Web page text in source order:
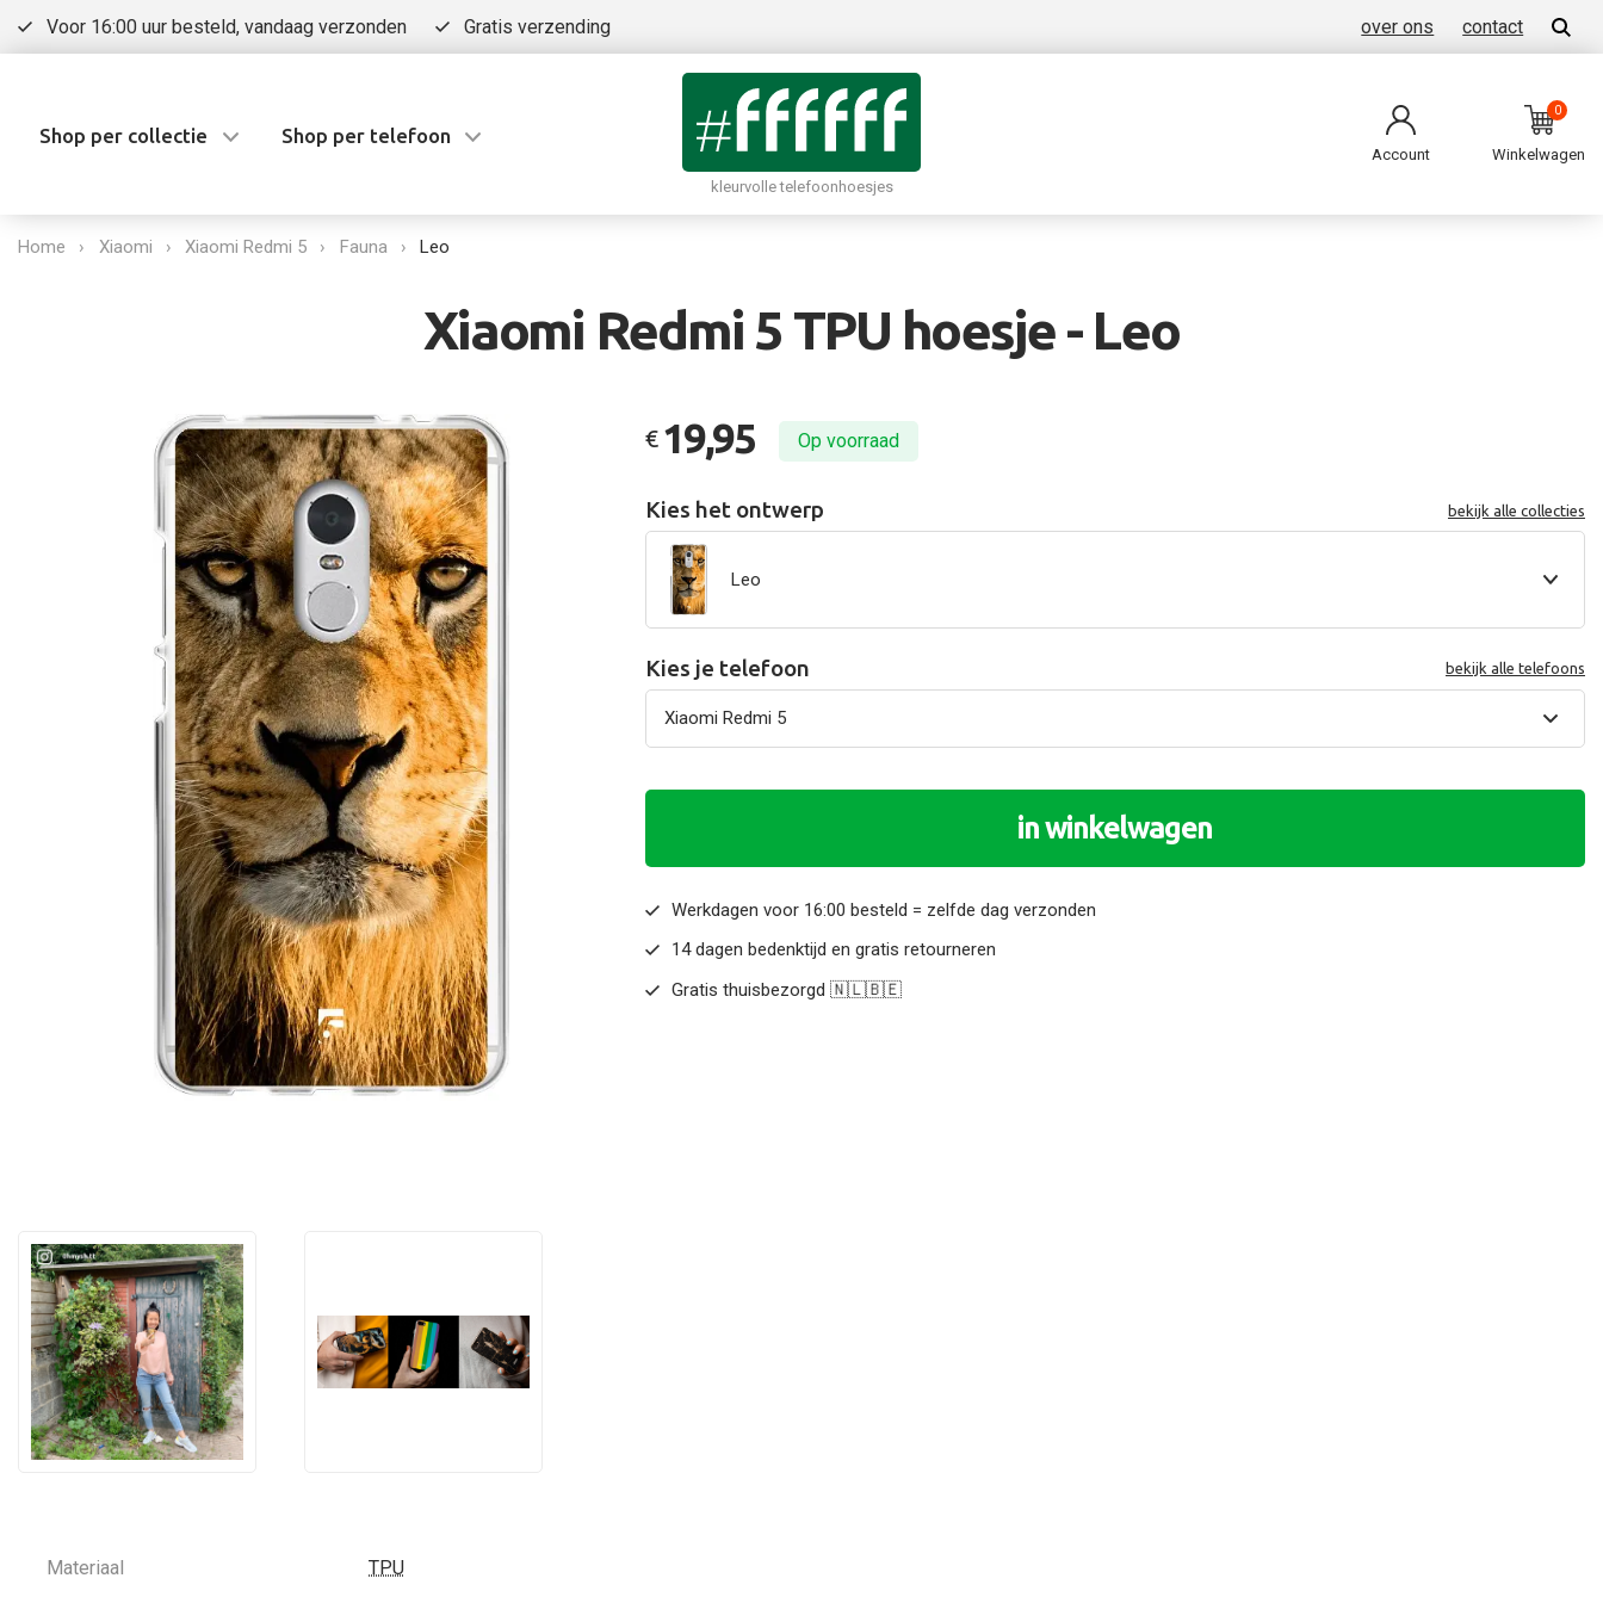
Voor 16:00 uur besteld, vandaag verzonden Gratis verzending over ons contact
Shop per collectie Shop per telefoon
kleurvolle telefoonhoesjes
Account
0
Winkelwagen
Home Xiaomi Xiaomi Redmi 5 Fauna Leo
Xiaomi Redmi 5 TPU hoesje - Leo
€ 19,95 Op voorraad
Kies het ontwerp bekijk alle collecties
Leo
Kies je telefoon bekijk alle telefoons
in winkelwagen
Werkdagen voor 16:00 besteld = zelfde dag verzonden
14 dagen bedenktijd en gratis retourneren
Gratis thuisbezorgd 🇳🇱🇧🇪
Materiaal TPU